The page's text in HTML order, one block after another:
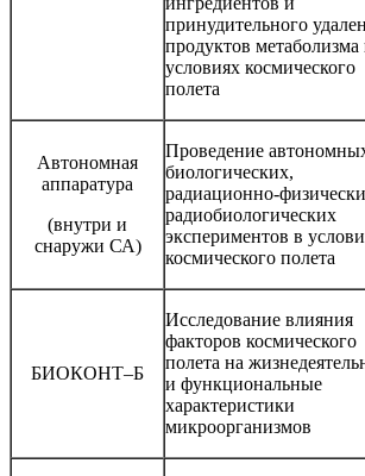
принудительного
продуктов метаболизма
условиях космического
полета
Автономная
аппаратура
(внутри и
снаружи СА)
Проведение
биологических,
радиационно-
радиобиологических
экспериментов в
космического полета
БИОКОНТ–Б
Исследование влияния
факторов космического
полета на
и функциональные
характеристики
микроорганизмов